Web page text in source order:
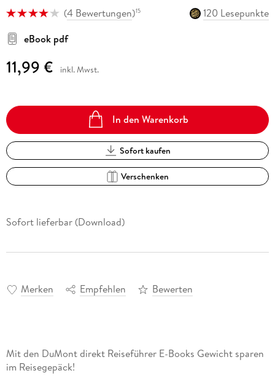
(4 Bewertungen)15
120 Lesepunkte
eBook pdf
11,99 € inkl. Mwst.
In den Warenkorb
Sofort kaufen
Verschenken
Sofort lieferbar (Download)
Merken Empfehlen Bewerten
Mit den DuMont direkt Reiseführer E-Books Gewicht sparen
im Reisegepäck!